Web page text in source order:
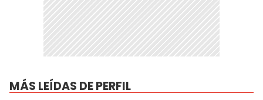
MÁS LEÍDAS DE PERFIL